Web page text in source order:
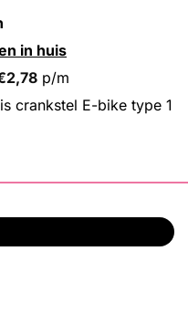
in huis
2,78 p/m
crankstel E-bike type 1